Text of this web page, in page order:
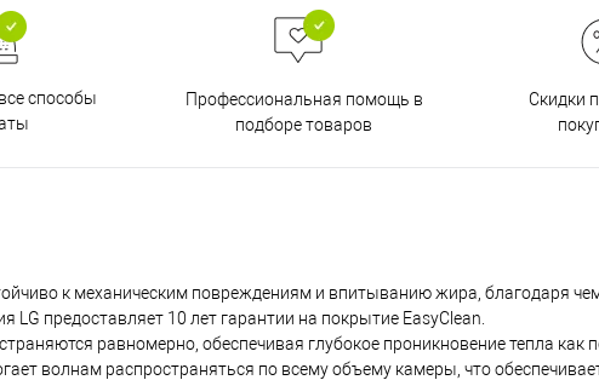
способы
Профессиональная помощь в
подборе товаров
Скидки
к механическим повреждениям и впитыванию жира, благодаря
предоставляет 10 лет гарантии на покрытие EasyClean.
равномерно, обеспечивая глубокое проникновение тепла как
волнам распространяться по всему объему камеры, что